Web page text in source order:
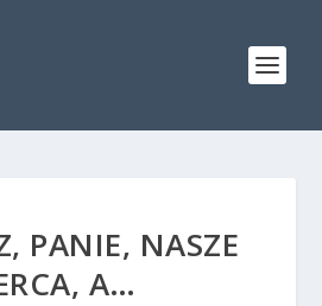
PANIE, NASZE
A…